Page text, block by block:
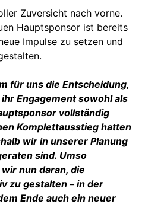
Zuversicht nach vorne.
Hauptsponsor ist bereits
Impulse zu setzen und
für uns die Entscheidung,
ihr Engagement sowohl als
vollständig
Komplettausstieg hatten
wir in unserer Planung
sind. Umso
nun daran, die
zu gestalten – in der
Ende auch ein neuer